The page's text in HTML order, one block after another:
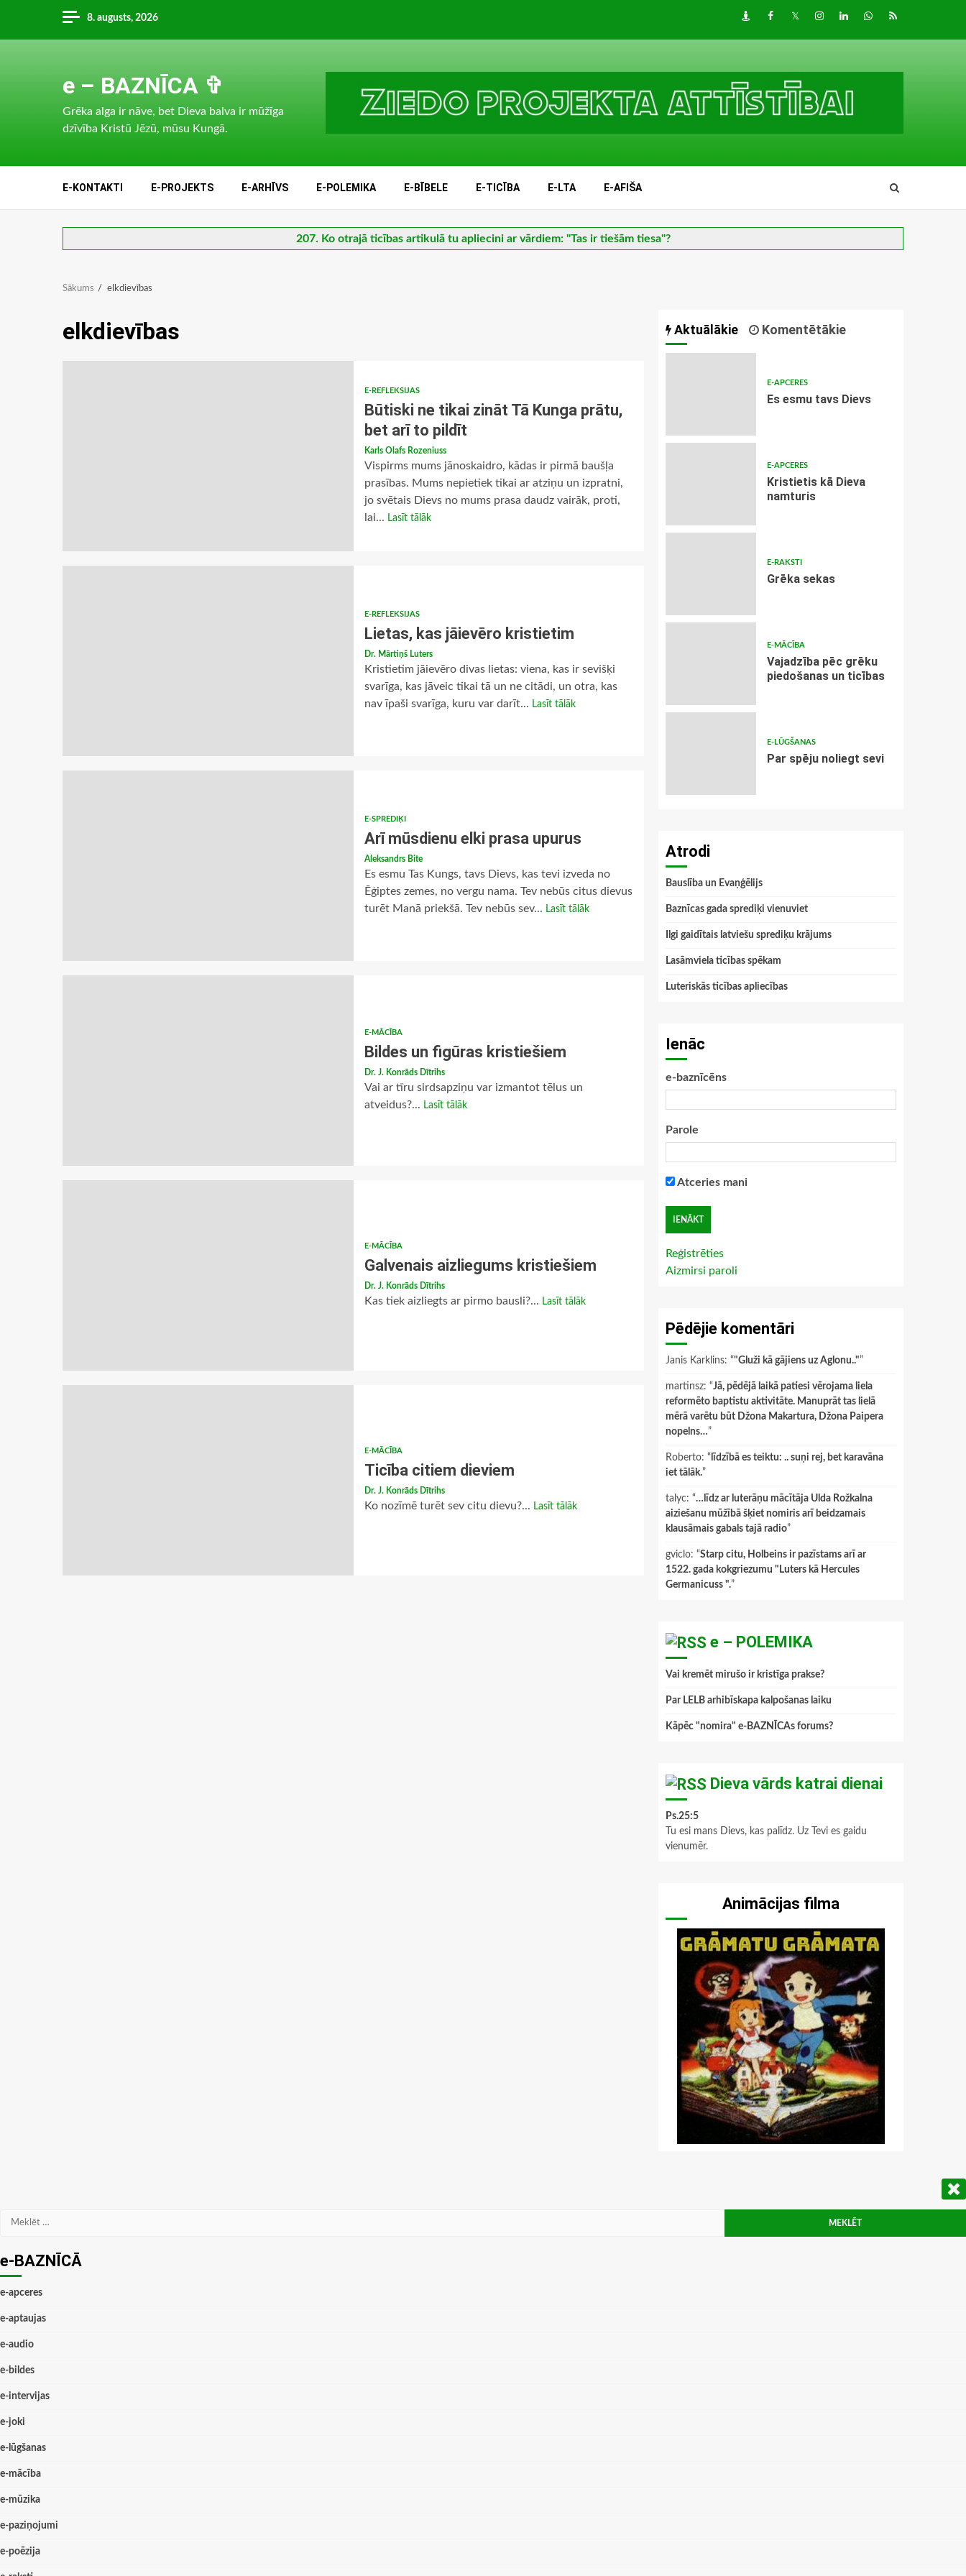
content
8. augusts, 2026 DraugiemFacebook
TwitterInstagram
LinkedInwhatsapp
RSS
e – BAZNĪCA ✞
Grēka alga ir nāve, bet Dieva balva ir mūžīga
dzīvība Kristū Jēzū, mūsu Kungā.
E-KONTAKTI E-PROJEKTS E-ARHĪVS E-POLEMIKA E-BĪBELE E-TICĪBA E-LTA E-AFIŠA
207. Ko otrajā ticības artikulā tu apliecini ar vārdiem: "Tas ir tiešām tiesa"?
Sākums elkdievības
elkdievības
E-REFLEKSIJAS
Būtiski ne tikai zināt Tā Kunga prātu,
bet arī to pildīt
Karls Olafs Rozeniuss
Vispirms mums jānoskaidro, kādas ir pirmā baušļa
prasības. Mums nepietiek tikai ar atziņu un izpratni,
jo svētais Dievs no mums prasa daudz vairāk, proti,
lai... Lasīt tālāk
E-REFLEKSIJAS
Lietas, kas jāievēro kristietim
Dr. Mārtiņš Luters
Kristietim jāievēro divas lietas: viena, kas ir sevišķi
svarīga, kas jāveic tikai tā un ne citādi, un otra, kas
nav īpaši svarīga, kuru var darīt... Lasīt tālāk
E-SPREDIĶI
Arī mūsdienu elki prasa upurus
Aleksandrs Bite
Es esmu Tas Kungs, tavs Dievs, kas tevi izveda no
Ēģiptes zemes, no vergu nama. Tev nebūs citus dievus
turēt Manā priekšā. Tev nebūs sev... Lasīt tālāk
E-MĀCĪBA
Bildes un figūras kristiešiem
Dr. J. Konrāds Dītrihs
Vai ar tīru sirdsapziņu var izmantot tēlus un
atveidus?... Lasīt tālāk
E-MĀCĪBA
Galvenais aizliegums kristiešiem
Dr. J. Konrāds Dītrihs
Kas tiek aizliegts ar pirmo bausli?... Lasīt tālāk
E-MĀCĪBA
Ticība citiem dieviem
Dr. J. Konrāds Dītrihs
Ko nozīmē turēt sev citu dievu?... Lasīt tālāk
Aktuālākie Komentētākie
E-APCERES
Es esmu tavs Dievs
E-APCERES
Kristietis kā Dieva
namturis
E-RAKSTI
Grēka sekas
E-MĀCĪBA
Vajadzība pēc grēku
piedošanas un ticības
E-LŪGŠANAS
Par spēju noliegt sevi
Atrodi
Bauslība un Evaņģēlijs
Baznīcas gada sprediķi vienuviet
Ilgi gaidītais latviešu sprediķu krājums
Lasāmviela ticības spēkam
Luteriskās ticības apliecības
Ienāc
e-baznīcēns
Parole
Atceries mani
Reģistrēties
Aizmirsi paroli
Pēdējie komentāri
Janis Karklins: “"Gluži kā gājiens uz Aglonu.."”
martinsz: “Jā, pēdējā laikā patiesi vērojama liela
reformēto baptistu aktivitāte. Manuprāt tas lielā
mērā varētu būt Džona Makartura, Džona Paipera
nopelns…”
Roberto: “ līdzībā es teiktu: .. suņi rej, bet karavāna
iet tālāk.”
talyc: “…līdz ar luterāņu mācītāja Ulda Rožkalna
aiziešanu mūžībā šķiet nomiris arī beidzamais
klausāmais gabals tajā radio”
gviclo: “Starp citu, Holbeins ir pazīstams arī ar
1522. gada kokgriezumu "Luters kā Hercules
Germanicuss ".”
e – POLEMIKA
Vai kremēt mirušo ir kristīga prakse?
Par LELB arhibīskapa kalpošanas laiku
Kāpēc "nomira" e-BAZNĪCAs forums?
Dieva vārds katrai dienai
Ps.25:5
Tu esi mans Dievs, kas palīdz. Uz Tevi es gaidu
vienumēr.
Animācijas filma
Meklēt:
e-BAZNĪCĀ
e-apceres
e-aptaujas
e-audio
e-bildes
e-intervijas
e-joki
e-lūgšanas
e-mācība
e-mūzika
e-paziņojumi
e-poēzija